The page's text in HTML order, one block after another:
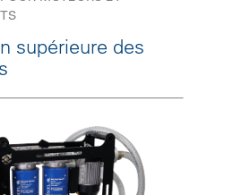
supérieure des